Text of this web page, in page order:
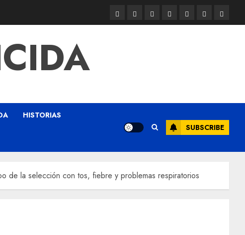
HISTORIAS
SUBSCRIBE
de la selección con tos, fiebre y problemas respiratorios